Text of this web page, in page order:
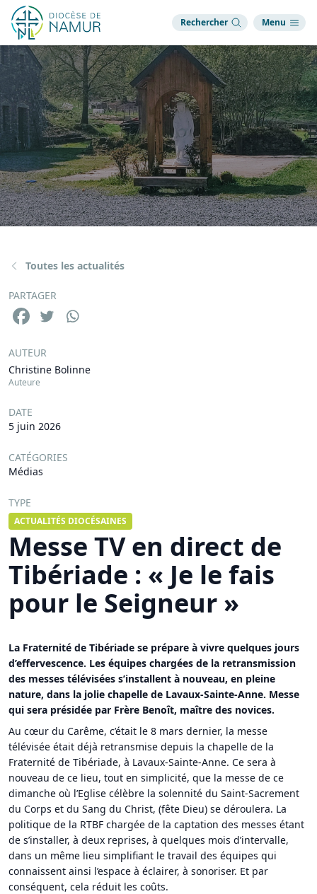
Rechercher Menu
Toutes les actualités
PARTAGER
AUTEUR
Christine Bolinne
Auteure
DATE
5 juin 2026
CATÉGORIES
Médias
TYPE
ACTUALITÉS DIOCÉSAINES
Messe TV en direct de
Tibériade : « Je le fais
pour le Seigneur »
La Fraternité de Tibériade se prépare à vivre quelques jours
d’effervescence. Les équipes chargées de la retransmission
des messes télévisées s’installent à nouveau, en pleine
nature, dans la jolie chapelle de Lavaux-Sainte-Anne. Messe
qui sera présidée par Frère Benoît, maître des novices.
Au cœur du Carême, c’était le 8 mars dernier, la messe
télévisée était déjà retransmise depuis la chapelle de la
Fraternité de Tibériade, à Lavaux-Sainte-Anne. Ce sera à
nouveau de ce lieu, tout en simplicité, que la messe de ce
dimanche où l’Eglise célèbre la solennité du Saint-Sacrement
du Corps et du Sang du Christ, (fête Dieu) se déroulera. La
politique de la RTBF chargée de la captation des messes étant
de s’installer, à deux reprises, à quelques mois d’intervalle,
dans un même lieu simplifiant le travail des équipes qui
connaissent ainsi l’espace à éclairer, à sonoriser. Et par
conséquent, cela réduit les coûts.